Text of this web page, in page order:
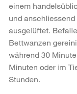
einem
und
ausgelüftet.
Bettwanzen
während 30
Minuten oder im
Stunden.